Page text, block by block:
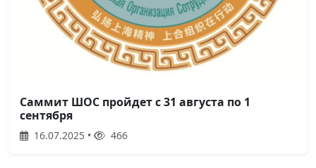
Саммит ШОС пройдет с 31 августа по 1
сентября
16.07.2025 • 466